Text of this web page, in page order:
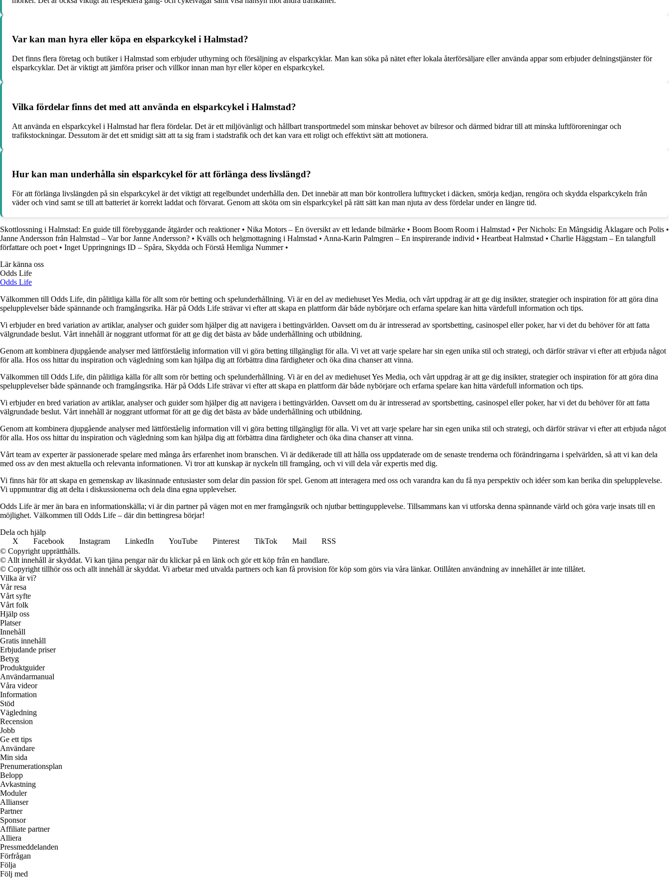
Var kan man hyra eller köpa en elsparkcykel i Halmstad?
Det finns flera företag och butiker i Halmstad som erbjuder uthyrning och försäljning av elsparkcyklar. Man kan söka på nätet efter lokala återförsäljare eller använda appar som erbjuder delningstjänster för
elsparkcyklar. Det är viktigt att jämföra priser och villkor innan man hyr eller köper en elsparkcykel.
Vilka fördelar finns det med att använda en elsparkcykel i Halmstad?
Att använda en elsparkcykel i Halmstad har flera fördelar. Det är ett miljövänligt och hållbart transportmedel som minskar behovet av bilresor och därmed bidrar till att minska luftföroreningar och
trafikstockningar. Dessutom är det ett smidigt sätt att ta sig fram i stadstrafik och det kan vara ett roligt och effektivt sätt att motionera.
Hur kan man underhålla sin elsparkcykel för att förlänga dess livslängd?
För att förlänga livslängden på sin elsparkcykel är det viktigt att regelbundet underhålla den. Det innebär att man bör kontrollera lufttrycket i däcken, smörja kedjan, rengöra och skydda elsparkcykeln från
väder och vind samt se till att batteriet är korrekt laddat och förvarat. Genom att sköta om sin elsparkcykel på rätt sätt kan man njuta av dess fördelar under en längre tid.
Skottlossning i Halmstad: En guide till förebyggande åtgärder och reaktioner• Nika Motors – En översikt av ett ledande bilmärke • Boom Boom Room i Halmstad • Per Nichols: En Mångsidig Åklagare och Polis •
Janne Andersson från Halmstad – Var bor Janne Andersson? • Kvälls och helgmottagning i Halmstad • Anna-Karin Palmgren – En inspirerande individ • Heartbeat Halmstad • Charlie Häggstam – En talangfull
författare och poet • Inget Uppringnings ID – Spåra, Skydda och Förstå Hemliga Nummer•
Lär känna oss
Odds Life
Odds Life
Välkommen till Odds Life, din pålitliga källa för allt som rör betting och spelunderhållning. Vi är en del av mediehuset Yes Media, och vårt uppdrag är att ge dig insikter, strategier och inspiration för att göra dina
spelupplevelser både spännande och framgångsrika. Här på Odds Life strävar vi efter att skapa en plattform där både nybörjare och erfarna spelare kan hitta värdefull information och tips.
Vi erbjuder en bred variation av artiklar, analyser och guider som hjälper dig att navigera i bettingvärlden. Oavsett om du är intresserad av sportsbetting, casinospel eller poker, har vi det du behöver för att fatta
välgrundade beslut. Vårt innehåll är noggrant utformat för att ge dig det bästa av både underhållning och utbildning.
Genom att kombinera djupgående analyser med lättförståelig information vill vi göra betting tillgängligt för alla. Vi vet att varje spelare har sin egen unika stil och strategi, och därför strävar vi efter att erbjuda något
för alla. Hos oss hittar du inspiration och vägledning som kan hjälpa dig att förbättra dina färdigheter och öka dina chanser att vinna.
Välkommen till Odds Life, din pålitliga källa för allt som rör betting och spelunderhållning. Vi är en del av mediehuset Yes Media, och vårt uppdrag är att ge dig insikter, strategier och inspiration för att göra dina
spelupplevelser både spännande och framgångsrika. Här på Odds Life strävar vi efter att skapa en plattform där både nybörjare och erfarna spelare kan hitta värdefull information och tips.
Vi erbjuder en bred variation av artiklar, analyser och guider som hjälper dig att navigera i bettingvärlden. Oavsett om du är intresserad av sportsbetting, casinospel eller poker, har vi det du behöver för att fatta
välgrundade beslut. Vårt innehåll är noggrant utformat för att ge dig det bästa av både underhållning och utbildning.
Genom att kombinera djupgående analyser med lättförståelig information vill vi göra betting tillgängligt för alla. Vi vet att varje spelare har sin egen unika stil och strategi, och därför strävar vi efter att erbjuda något
för alla. Hos oss hittar du inspiration och vägledning som kan hjälpa dig att förbättra dina färdigheter och öka dina chanser att vinna.
Vårt team av experter är passionerade spelare med många års erfarenhet inom branschen. Vi är dedikerade till att hålla oss uppdaterade om de senaste trenderna och förändringarna i spelvärlden, så att vi kan dela
med oss av den mest aktuella och relevanta informationen. Vi tror att kunskap är nyckeln till framgång, och vi vill dela vår expertis med dig.
Vi finns här för att skapa en gemenskap av likasinnade entusiaster som delar din passion för spel. Genom att interagera med oss och varandra kan du få nya perspektiv och idéer som kan berika din spelupplevelse.
Vi uppmuntrar dig att delta i diskussionerna och dela dina egna upplevelser.
Odds Life är mer än bara en informationskälla; vi är din partner på vägen mot en mer framgångsrik och njutbar bettingupplevelse. Tillsammans kan vi utforska denna spännande värld och göra varje insats till en
möjlighet. Välkommen till Odds Life – där din bettingresa börjar!
Dela och hjälp
X
Facebook Instagram LinkedIn YouTube Pinterest TikTok Mail
RSS
© Copyright upprätthålls.
© Allt innehåll är skyddat. Vi kan tjäna pengar när du klickar på en länk och gör ett köp från en handlare.
© Copyright tillhör oss och allt innehåll är skyddat. Vi arbetar med utvalda partners och kan få provision för köp som görs via våra länkar. Otillåten användning av innehållet är inte tillåtet.
Vilka är vi?
Vår resa
Vårt syfte
Vårt folk
Hjälp oss
Platser
Innehåll
Gratis innehåll
Erbjudande priser
Betyg
Produktguider
Användarmanual
Våra videor
Information
Stöd
Vägledning
Recension
Jobb
Ge ett tips
Användare
Min sida
Prenumerationsplan
Belopp
Avkastning
Moduler
Allianser
Partner
Sponsor
Affiliate partner
Alliera
Pressmeddelanden
Förfrågan
Följa
Följ med